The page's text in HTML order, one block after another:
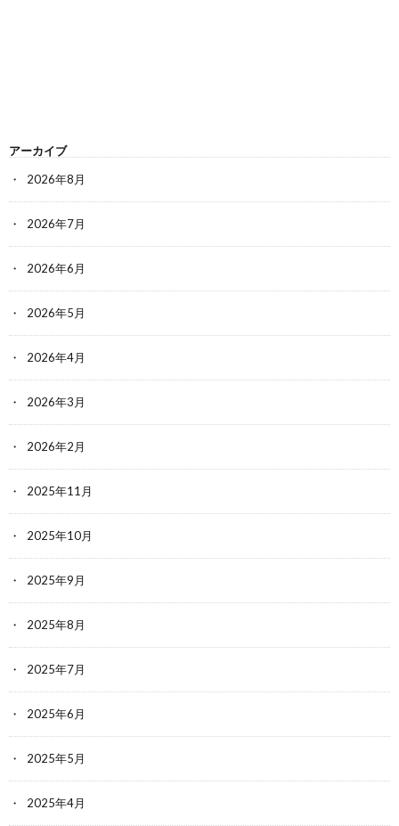
アーカイブ
2026年8月
2026年7月
2026年6月
2026年5月
2026年4月
2026年3月
2026年2月
2025年11月
2025年10月
2025年9月
2025年8月
2025年7月
2025年6月
2025年5月
2025年4月